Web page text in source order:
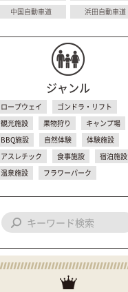
中国自動車道
浜田自動車道
ジャンル
ロープウェイ
ゴンドラ・リフト
観光施設
果物狩り
キャンプ場
BBQ施設
自然体験
体験施設
アスレチック
食事施設
宿泊施設
温泉施設
フラワーパーク